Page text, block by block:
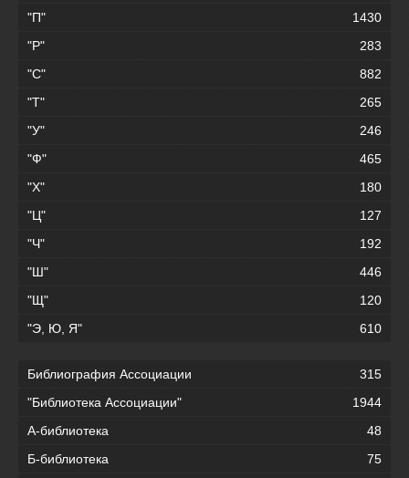
"П"
1430
"Р"
283
"С"
882
"Т"
265
"У"
246
"Ф"
465
"Х"
180
"Ц"
127
"Ч"
192
"Ш"
446
"Щ"
120
"Э, Ю, Я"
610
Библиография Ассоциации
315
"Библиотека Ассоциации"
1944
А-библиотека
48
Б-библиотека
75